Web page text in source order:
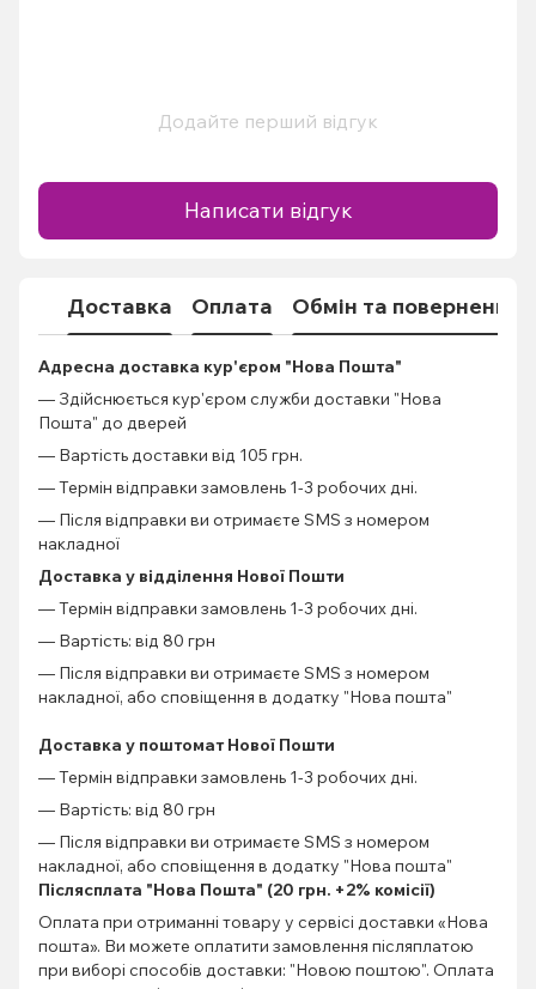
Додайте перший відгук
Написати відгук
Доставка Оплата Обмін та повернення
Адресна доставка кур'єром "Нова Пошта"
— Здійснюється кур'єром служби доставки "Нова
Пошта" до дверей
— Вартість доставки від 105 грн.
— Термін відправки замовлень 1-3 робочих дні.
— Після відправки ви отримаєте SMS з номером
накладної
Доставка у відділення Нової Пошти
— Термін відправки замовлень 1-3 робочих дні.
— Вартість: від 80 грн
— Після відправки ви отримаєте SMS з номером
накладної, або сповіщення в додатку "Нова пошта"
Доставка у поштомат Нової Пошти
— Термін відправки замовлень 1-3 робочих дні.
— Вартість: від 80 грн
— Після відправки ви отримаєте SMS з номером
накладної, або сповіщення в додатку "Нова пошта"
Післясплата "Нова Пошта" (20 грн. +2% комісії)
Оплата при отриманні товару у сервісі доставки «Нова
пошта». Ви можете оплатити замовлення післяплатою
при виборі способів доставки: "Новою поштою". Оплата